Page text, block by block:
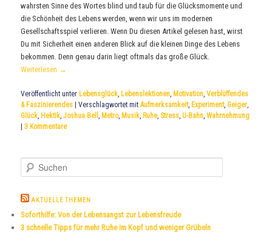
wahrsten Sinne des Wortes blind und taub für die Glücksmomente und
die Schönheit des Lebens werden, wenn wir uns im modernen
Gesellschaftsspiel verlieren. Wenn Du diesen Artikel gelesen hast, wirst
Du mit Sicherheit einen anderen Blick auf die kleinen Dinge des Lebens
bekommen. Denn genau darin liegt oftmals das große Glück.
Weiterlesen →
Veröffentlicht unter Lebensglück Lebenslektionen Motivation ,Verblüffendes
& Faszinierendes |Verschlagwortet mit Aufmerksamkeit, Experiment,Geiger
Glück Hektik ,Joshua Bell Metro, Musik Ruhe, Stress ,U-Bahn ,Wahrnehmung
|3 Kommentare
u
h
AKTUELLE THEMEN
Soforthilfe: Von der Lebensangst zur Lebensfreude
3 schnelle Tipps für mehr Ruhe im Kopf und weniger Grübeln